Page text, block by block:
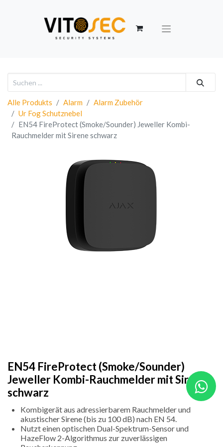
Alle Produkts Alarm
Alarm Zubehör
Ur Fog Schutznebel
EN54 FireProtect (Smoke/Sounder) Jeweller Kombi-
Rauchmelder mit Sirene schwarz
EN54 FireProtect (Smoke/Sounder)
Jeweller Kombi-Rauchmelder mit Sirene
schwarz
Kombigerät aus adressierbarem Rauchmelder und
akustischer Sirene (bis zu 100 dB) nach EN 54.
Nutzt einen optischen Dual-Spektrum-Sensor und
HazeFlow 2-Algorithmus zur zuverlässigen